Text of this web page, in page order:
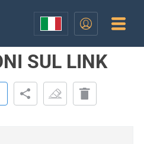
SUL LINK